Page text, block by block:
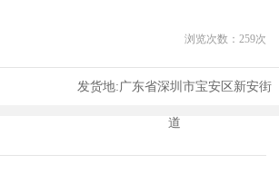
浏览次数： 259次
发货地:广东省深圳市宝安区新安街
道